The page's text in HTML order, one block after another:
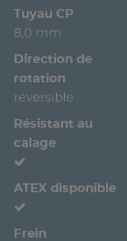
Tuyau CP
8,0 mm
Direction de
rotation
réversible
Résistant au
calage
ATEX disponible
Frein